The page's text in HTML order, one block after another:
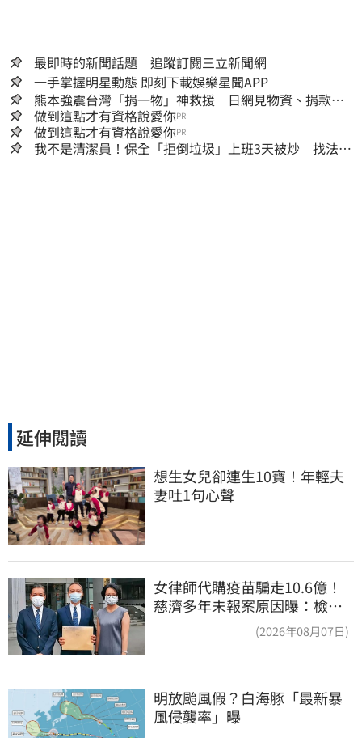
最即時的新聞話題 追蹤訂閱三立新聞網
一手掌握明星動態 即刻下載娛樂星聞APP
熊本強震台灣「捐一物」神救援 日網見物資、捐款
喊：給台灣統治算了
做到這點才有資格說愛你PR
做到這點才有資格說愛你PR
我不是清潔員！保全「拒倒垃圾」上班3天被炒 找法院
延伸閱讀
想生女兒卻連生10寶！年輕夫
妻吐1句心聲
女律師代購疫苗騙走10.6億！
慈濟多年未報案原因曝：檢警
(2026年08月07日)
明放颱風假？白海豚「最新暴
風侵襲率」曝